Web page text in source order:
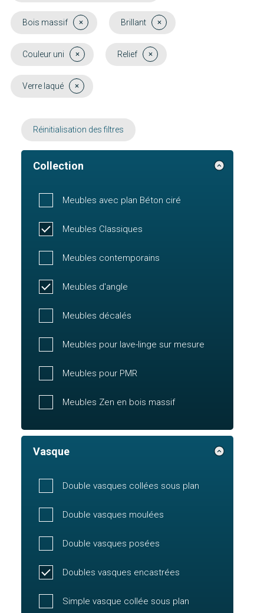
Bois massif Brillant
Couleur uni Relief
Verre laqué
Réinitialisation des filtres
Collection
Meubles avec plan Béton ciré
Meubles Classiques
Meubles contemporains
Meubles d'angle
Meubles décalés
Meubles pour lave-linge sur mesure
Meubles pour PMR
Meubles Zen en bois massif
Vasque
Double vasques collées sous plan
Double vasques moulées
Double vasques posées
Doubles vasques encastrées
Simple vasque collée sous plan